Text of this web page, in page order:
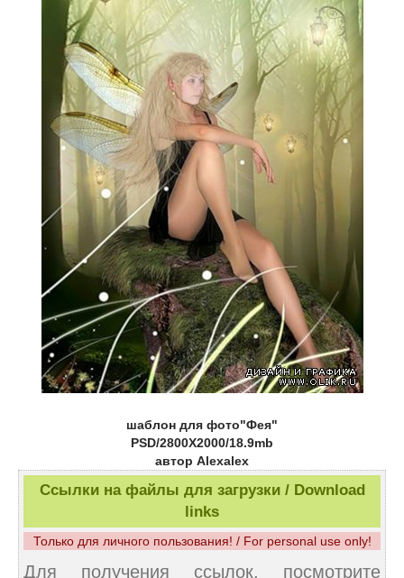
шаблон для фото"Фея"
PSD/2800Х2000/18.9mb
автор Alexalex
Ссылки на файлы для загрузки / Download
links
Только для личного пользования! / For personal use only!
Для получения ссылок, посмотрите